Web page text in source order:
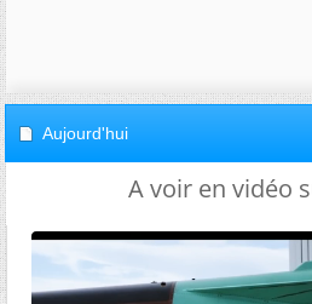
Aujourd'hui
A voir en vidéo